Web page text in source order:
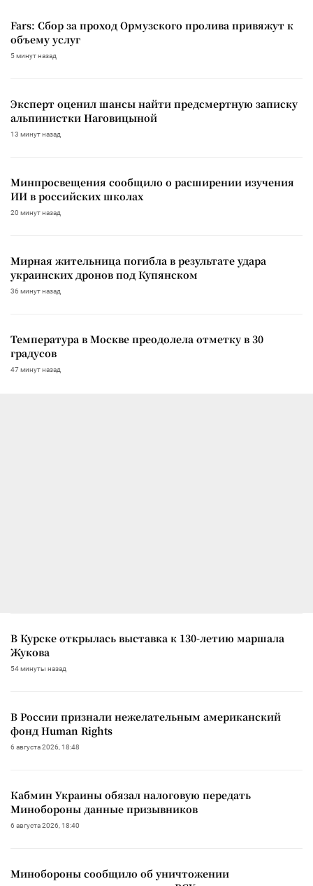
Fars: Сбор за проход Ормузского пролива привяжут к
объему услуг
5 минут назад
Эксперт оценил шансы найти предсмертную записку
альпинистки Наговицыной
13 минут назад
Минпросвещения сообщило о расширении изучения
ИИ в российских школах
20 минут назад
Мирная жительница погибла в результате удара
украинских дронов под Купянском
36 минут назад
Температура в Москве преодолела отметку в 30
градусов
47 минут назад
В Курске открылась выставка к 130-летию маршала
Жукова
54 минуты назад
В России признали нежелательным американский
фонд Human Rights
6 августа 2026, 18:48
Кабмин Украины обязал налоговую передать
Минобороны данные призывников
6 августа 2026, 18:40
Минобороны сообщило об уничтожении